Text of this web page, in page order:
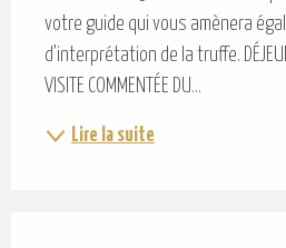
votre guide qui vous amènera
d’interprétation de la truffe.
VISITE COMMENTÉE DU...
Lire la suite